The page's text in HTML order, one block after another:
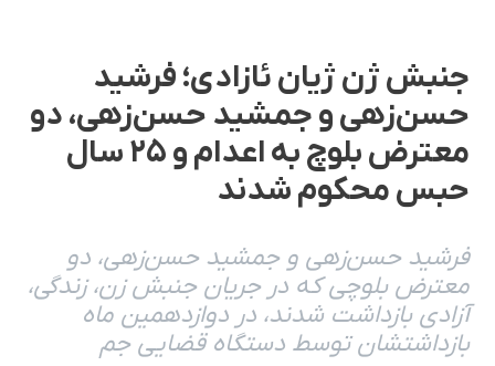
جنبش ژن ژیان ئازادی؛ فرشید
حسن‌زهی و جمشید حسن‌زهی، دو
معترض بلوچ به اعدام و ٢۵ سال
حبس محکوم شدند
فرشید حسن‌زهی و جمشید حسن‌زهی، دو
معترض بلوچی که در جریان جنبش زن، زندگی،
آزادی بازداشت‌ شدند، در دوازدهمین ماه
بازداشتشان توسط دستگاه قضایی جم